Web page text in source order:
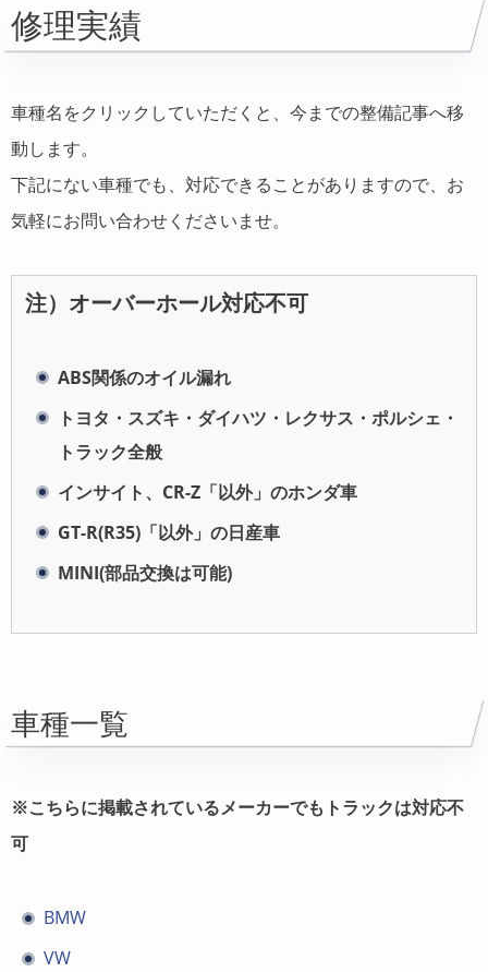
修理実績
車種名をクリックしていただくと、今までの整備記事へ移
動します。
下記にない車種でも、対応できることがありますので、お
気軽にお問い合わせくださいませ。
注）オーバーホール対応不可
ABS関係のオイル漏れ
トヨタ・スズキ・ダイハツ・レクサス・ポルシェ・
トラック全般
インサイト、CR-Z「以外」のホンダ車
GT-R(R35)「以外」の日産車
MINI(部品交換は可能)
車種一覧
※こちらに掲載されているメーカーでもトラックは対応不
可
BMW
VW